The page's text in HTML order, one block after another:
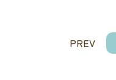
PREV